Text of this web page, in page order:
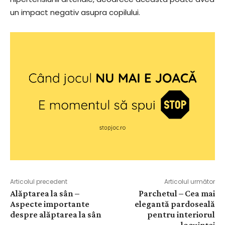
un impact negativ asupra copilului.
Articolul precedent
Alăptarea la sân –
Aspecte importante
despre alăptarea la sân
Articolul următor
Parchetul – Cea mai
elegantă pardoseală
pentru interiorul